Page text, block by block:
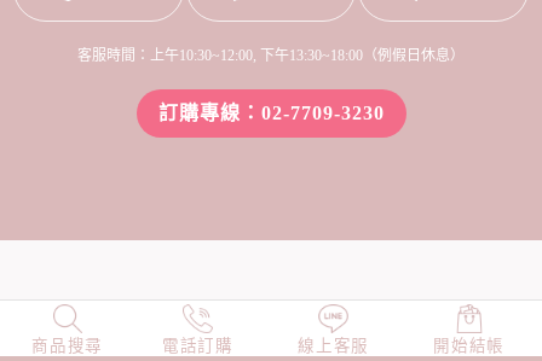
商品搜尋 電話訂購 線上客服 開始結帳
NEW 店長精選 TOP100 小編穿搭
客服時間：上午10:30~12:00, 下午13:30~18:00（例假日休息）
訂購專線：02-7709-3230